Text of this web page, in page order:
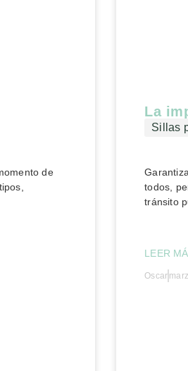
de
La
Sillas
todos,
tránsito
LEER
Oscar